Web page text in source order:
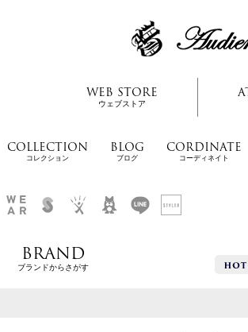
WEB STORE
ウェブストア
COLLECTION
コレクション
BLOG
ブログ
CORDINATE
コーディネイト
BRAND
ブランドからさがす